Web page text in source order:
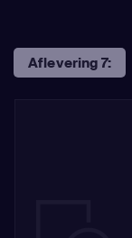
Aflevering 7: